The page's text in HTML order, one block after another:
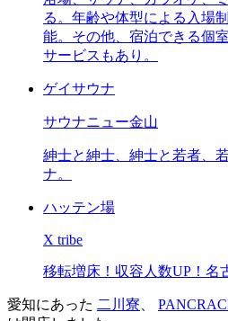
る。年齢や体型による入場
能。その他、宿泊できる個
サービスもあり。
ゲイサウナ
サウナニュー金山
紳士と紳士、紳士と若者、
ナ。
ハッテン場
X tribe
移転増床！収容人数UP！名
愛知にあった 二川寮、